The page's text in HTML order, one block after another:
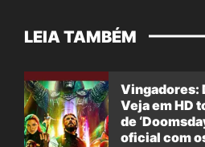
LEIA TAMBÉM
Vingadores:
Veja em HD
de
oficial com